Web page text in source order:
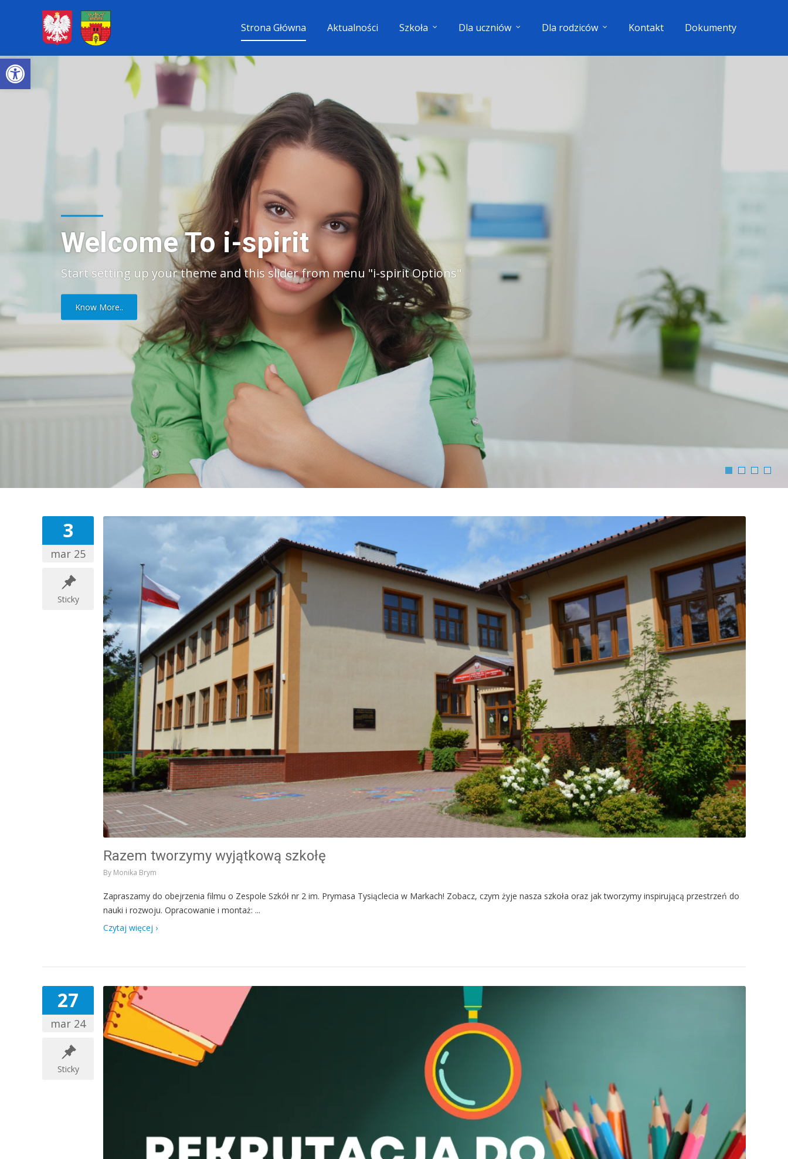
Open toolbar
Strona Główna Aktualności Szkoła Dla uczniów Dla rodziców Kontakt Dokumenty
Welcome To i-spirit
Start setting up your theme and this slider from menu "i-spirit Options"
Know More..
Razem tworzymy wyjątkową szkołę
Sticky
3
mar 25
By Monika Brym
Zapraszamy do obejrzenia filmu o Zespole Szkół nr 2 im. Prymasa Tysiąclecia w Markach! Zobacz, czym żyje nasza szkoła oraz jak tworzymy inspirującą przestrzeń do
nauki i rozwoju. Opracowanie i montaż: ...
Czytaj więcej ›
Sticky
27
mar 24